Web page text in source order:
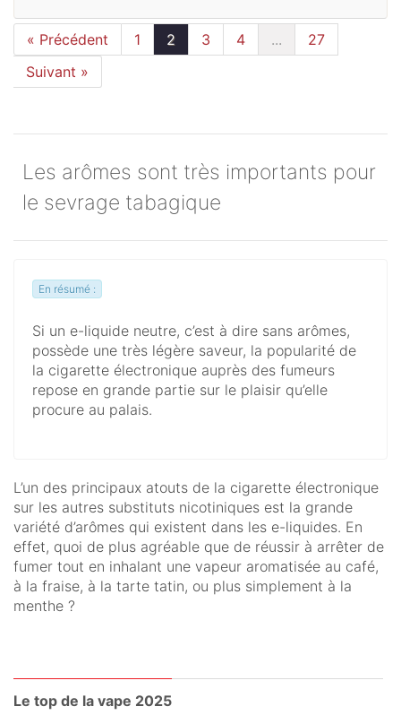
« Précédent 1 2 3 4 ...
27
Suivant »
Les arômes sont très importants pour
le sevrage tabagique
En résumé :
Si un e-liquide neutre, c’est à dire sans arômes,
possède une très légère saveur, la popularité de
la cigarette électronique auprès des fumeurs
repose en grande partie sur le plaisir qu’elle
procure au palais.
L’un des principaux atouts de la cigarette électronique
sur les autres substituts nicotiniques est la grande
variété d’arômes qui existent dans les e-liquides. En
effet, quoi de plus agréable que de réussir à arrêter de
fumer tout en inhalant une vapeur aromatisée au café,
à la fraise, à la tarte tatin, ou plus simplement à la
menthe ?
Le top de la vape 2025